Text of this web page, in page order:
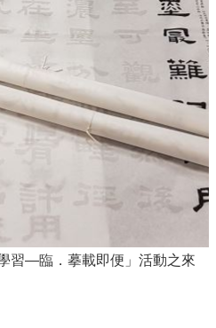
習—臨．摹載即便」活動之來